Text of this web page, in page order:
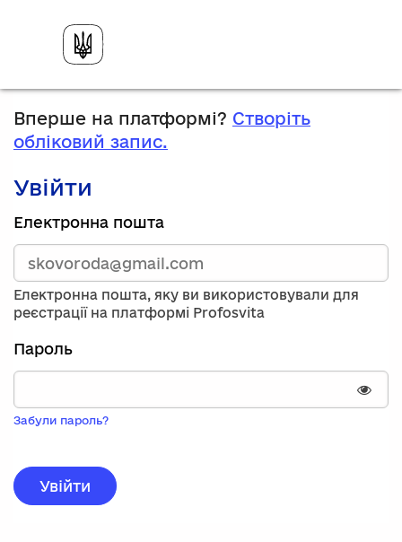
Вперше на платформі? Створіть
обліковий запис.
Увійти
Зареєструйтесь,
використавши
електронну
адресу
та
пароль.
Якщо
вас
немає
запису,
натисніть
реєстрації.
Електронна пошта
Електронна пошта, яку ви використовували для
реєстрації на платформі Profosvita
Пароль
Забули пароль?
Увійти